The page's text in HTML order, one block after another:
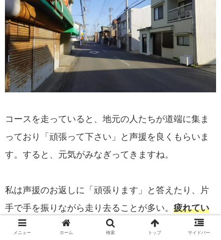
コースを走っていると、地元の人たちが道端に集ま
っており「頑張って下さい」と声援を良くもらいま
す。すると、元気がみなぎってきますね。
私は声援のお返しに「頑張ります」と答えたり、片
手で手を振りながら走り去ることが多い。 疲れてい
た時に受ける暖かい声援は、本当に勇気付けられま
メニュー ホーム 検索 トップ サイドバー